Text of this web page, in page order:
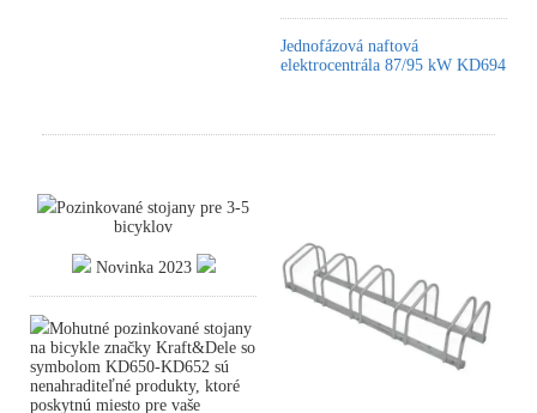
Jednofázová naftová
elektrocentrála 87/95 kW KD694
Pozinkované stojany pre 3-5
bicyklov
Novinka 2023
Mohutné pozinkované stojany
na bicykle značky Kraft&Dele so
symbolom KD650-KD652 sú
nenahraditeľné produkty, ktoré
poskytnú miesto pre vaše